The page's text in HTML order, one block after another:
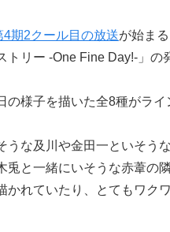
期2クール目の放送が始ま
リー -One Fine Day!-」の
様子を描いた全8種がライ
うな及川や金田一といそう
兎と一緒にいそうな赤葦の
かれていたり、とてもワク